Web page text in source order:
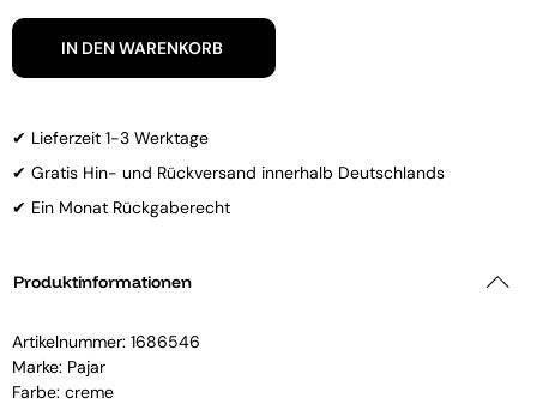
IN DEN WARENKORB
✔ Lieferzeit 1-3 Werktage
✔ Gratis Hin- und Rückversand innerhalb Deutschlands
✔ Ein Monat Rückgaberecht
Produktinformationen
Artikelnummer: 1686546
Marke: Pajar
Farbe: creme